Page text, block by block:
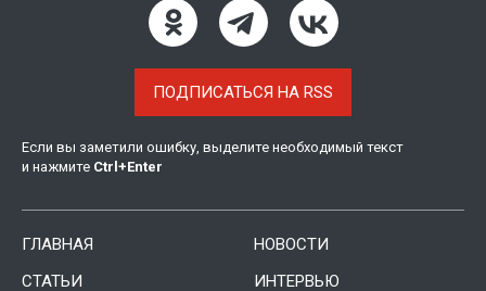
ПОДПИСАТЬСЯ НА RSS
Если вы заметили ошибку, выделите необходимый текст
и нажмите Ctrl +Enter
ГЛАВНАЯ
НОВОСТИ
СТАТЬИ
ИНТЕРВЬЮ